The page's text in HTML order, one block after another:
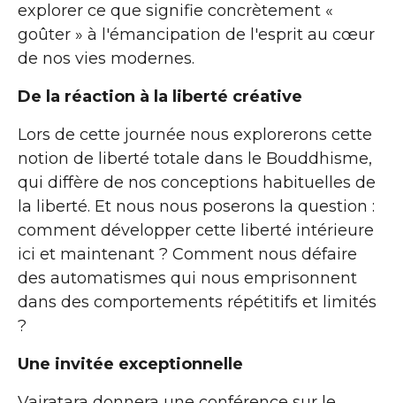
explorer ce que signifie concrètement «
goûter » à l'émancipation de l'esprit au cœur
de nos vies modernes.
De la réaction à la liberté créative
Lors de cette journée nous explorerons cette
notion de liberté totale dans le Bouddhisme,
qui diffère de nos conceptions habituelles de
la liberté. Et nous nous poserons la question :
comment développer cette liberté intérieure
ici et maintenant ? Comment nous défaire
des automatismes qui nous emprisonnent
dans des comportements répétitifs et limités
?
Une invitée exceptionnelle